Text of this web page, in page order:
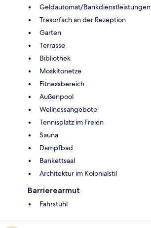
Geldautomat/Bankdienstleistungen
Tresorfach an der Rezeption
Garten
Terrasse
Bibliothek
Moskitonetze
Fitnessbereich
Außenpool
Wellnessangebote
Tennisplatz im Freien
Sauna
Dampfbad
Bankettsaal
Architektur im Kolonialstil
Barrierearmut
Fahrstuhl